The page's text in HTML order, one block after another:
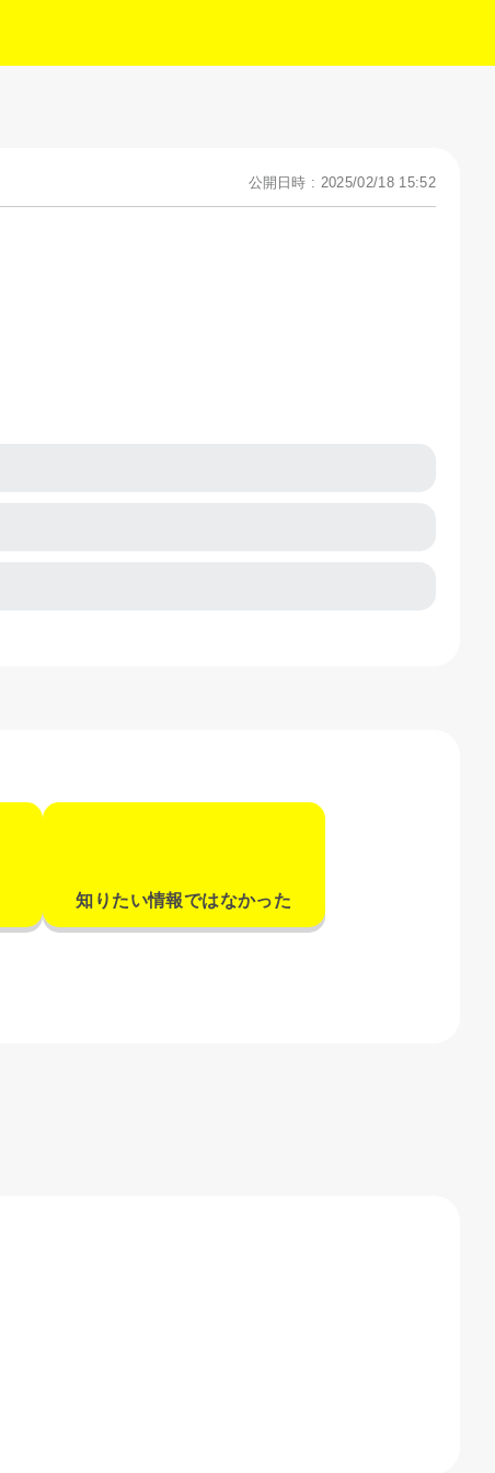
公開日時 : 2025/02/18 15:52
知りたい情報ではなかった